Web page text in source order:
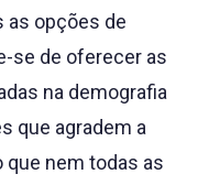
as opções de
se de oferecer as
na demografia
que agradem a
nem todas as